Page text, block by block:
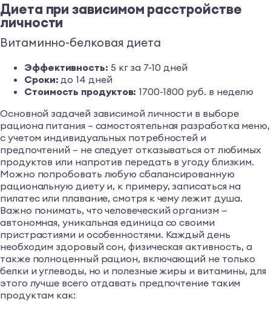
Диета при зависимом расстройстве
личности
Витаминно-белковая диета
Эффективность: 5 кг за 7-10 дней
Сроки: до 14 дней
Стоимость продуктов: 1700-1800 руб. в неделю
Основной задачей зависимой личности в выборе
рациона питания – самостоятельная разработка меню,
с учетом индивидуальных потребностей и
предпочтений – не следует отказываться от любимых
продуктов или напротив передать в угоду близким.
Можно попробовать любую сбалансированную
рациональную диету и, к примеру, записаться на
пилатес или плавание, смотря к чему лежит душа.
Важно понимать, что человеческий организм —
автономная, уникальная единица со своими
пристрастиями и особенностями. Каждый день
необходим здоровый сон, физическая активность, а
также полноценный рацион, включающий не только
белки и углеводы, но и полезные жиры и витамины, для
этого лучше всего отдавать предпочтение таким
продуктам как: